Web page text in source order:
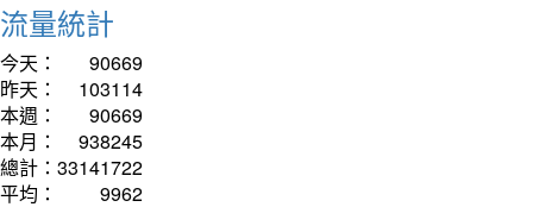
流量統計
今天：
90669
昨天：
103114
本週：
90669
本月：
938245
總計： 33141722
平均：
9962